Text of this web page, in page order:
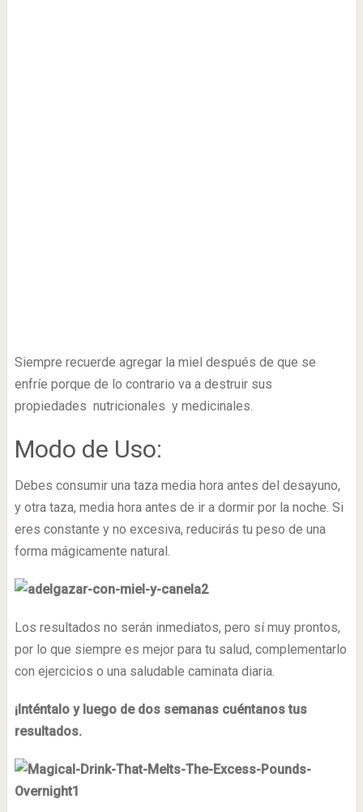
Siempre recuerde agregar la miel después de que se
enfríe porque de lo contrario va a destruir sus
propiedades nutricionales y medicinales.
Modo de Uso:
Debes consumir una taza media hora antes del desayuno,
y otra taza, media hora antes de ir a dormir por la noche. Si
eres constante y no excesiva, reducirás tu peso de una
forma mágicamente natural.
Los resultados no serán inmediatos, pero sí muy prontos,
por lo que siempre es mejor para tu salud, complementarlo
con ejercicios o una saludable caminata diaria.
¡Inténtalo y luego de dos semanas cuéntanos tus
resultados.